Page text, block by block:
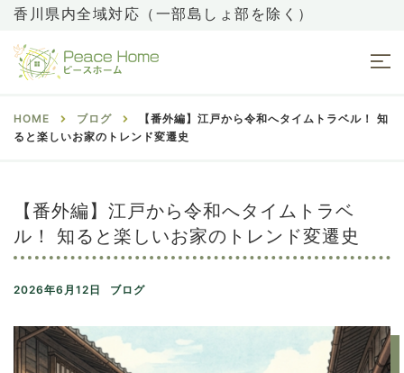
香川県内全域対応（一部島しょ部を除く）
HOME ブログ
【番外編】江戸から令和へタイムトラベル！ 知
ると楽しいお家のトレンド変遷史
【番外編】江戸から令和へタイムトラベ
ル！ 知ると楽しいお家のトレンド変遷史
2026年6月12日 ブログ